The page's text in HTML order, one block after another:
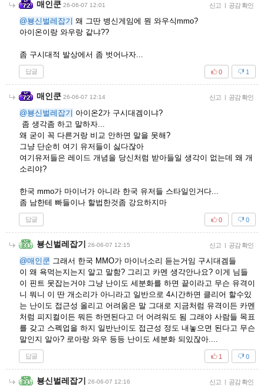
매인쿤 26-06-07 12:01 신고 | 공감 확인
@뵹신벌레잡기 왜 그딴 병신게임에 뭔 와우식mmo?
아이온이랑 와우랑 같냐??
좀 구시대적 발상에서 좀 벗어나자...
답글 1
0
매인쿤 26-06-07 12:14 신고 | 공감 확인
@뵹신벌레잡기 아이온2가 구시대겜이냐?
좀 생각좀 하고 말하자...
왜 굳이 꼭 다른거랑 비교 안하면 말을 못해?
그냥 단순히 여기 유저들이 싫다잖아
여기유저들은 레이드 개념을 당신처럼 받아들일 생각이 없는데 왜 개
소리야?
한국 mmo가 마이너가 아니라 한국 유저들 스타일인거다...
좀 남한테 빠들이나 할법한것좀 강요하지마
답글 0
0
뵹신벌레잡기 26-06-07 12:15 신고 | 공감 확인
@매인쿤 그래서 한국 MMO가 마이너소리 듣는거임 구시대겜들
이 왜 욕먹는지는지 알고 말함? 그리고 카멘 생각안나요? 이게 님들
이 핀트 못잡는거야 그냥 난이도 세분화를 하면 끝이라고 무슨 유격이
니 뭐니 이 딴 개소리가 아니라고 일반으로 4시간하면 클리어 할수있
는 난이도 접근성 올리고 어려움은 말 그대로 지금처럼 유격이든 카멘
처럼 피지컬이든 뭐든 하면된다고 더 어려워도 됨 그래야 사람들 목표
를 갖고 스펙업을 하지 일반난이도 접근성 정도 내놓으면 된다고 무슨
말인지 알아? 로아랑 와우 등등 난이도 세분화 되있잖아....
답글 0
1
뵹신벌레잡기 26-06-07 12:16 신고 | 공감 확인